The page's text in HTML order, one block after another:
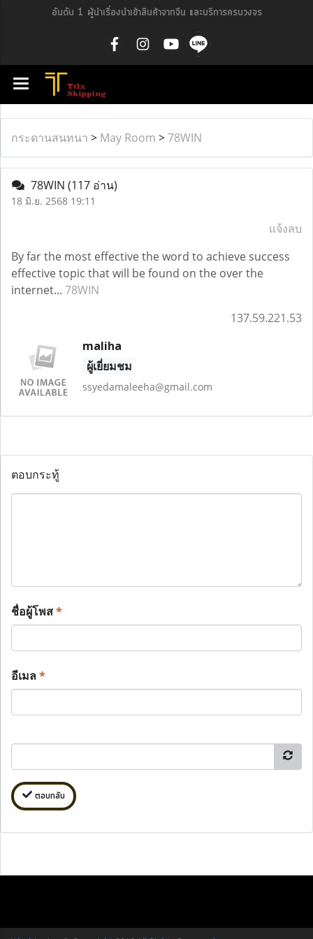
อันดับ 1 ผู้นำเรื่องนำเข้าสินค้าจากจีน และบริการครบวงจร
กระดานสนทนา > May Room >78WIN
78WIN (117 อ่าน)
18 มิ.ย. 2568 19:11
แจ้งลบ
By far the most effective the word to achieve success
effective topic that will be found on the over the
internet... 78WIN
137.59.221.53
maliha
ผู้เยี่ยมชม
ssyedamaleeha@gmail.com
ตอบกระทู้
ชื่อผู้โพส*
อีเมล*
ตอบกลับ